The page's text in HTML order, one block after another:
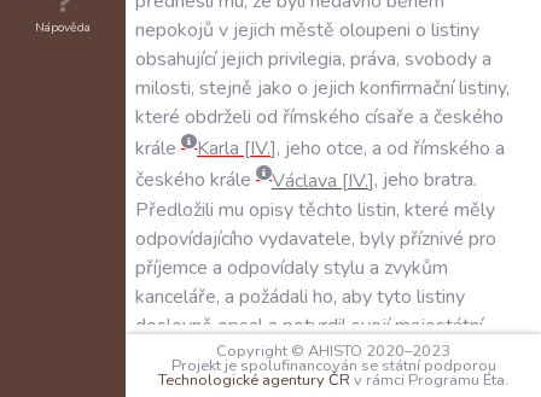
Nápověda
nepokojů v jejich městě oloupeni o listiny
obsahující jejich privilegia, práva, svobodya
milosti, stejně jako o jejich konfirmačnílistiny,
které obdrželi od římského císaře a českého
krále
Karla IV. , jeho otce, a od římského a
českého krále Václava IV. , jeho bratra.
Předložili mu opisytěchto listin, které měly
odpovídajícího vydavatele, bylypříznivé pro
příjemce a odpovídalystylu a zvykům
kanceláře, a požádali ho, abytyto listiny
doslovněopsalapotvrdilsvojímajestátní
pečetí. Zikmundbylnakloněntutožádost
vyslyšet,neboť vjeho dědičném království
Copyright © AHISTO 2020–2023
Projekt je spolufinancován se státní podporou
Technologické agentury ČR v rámci Programu Éta.